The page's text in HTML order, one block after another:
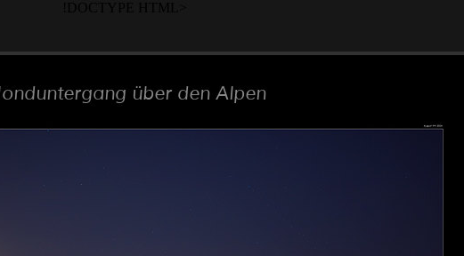
über den Alpen